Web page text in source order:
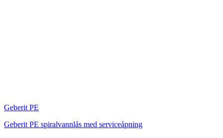
Geberit PE
Geberit PE spiralvannlås med serviceåpning